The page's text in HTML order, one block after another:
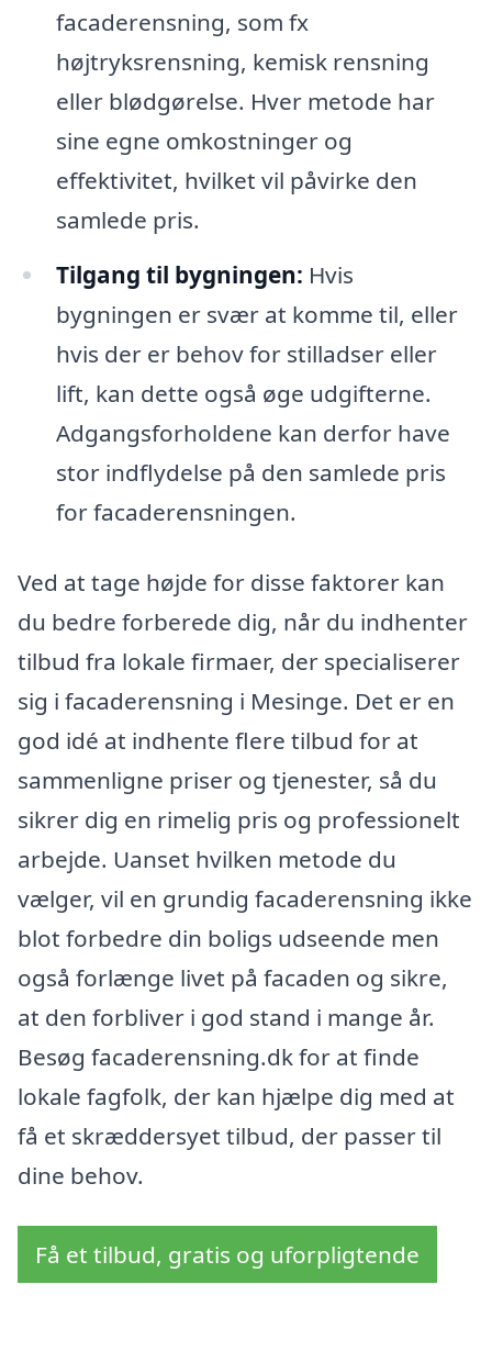
facaderensning, som fx
højtryksrensning, kemisk rensning
eller blødgørelse. Hver metode har
sine egne omkostninger og
effektivitet, hvilket vil påvirke den
samlede pris.
Tilgang til bygningen: Hvis
bygningen er svær at komme til, eller
hvis der er behov for stilladser eller
lift, kan dette også øge udgifterne.
Adgangsforholdene kan derfor have
stor indflydelse på den samlede pris
for facaderensningen.
Ved at tage højde for disse faktorer kan
du bedre forberede dig, når du indhenter
tilbud fra lokale firmaer, der specialiserer
sig i facaderensning i Mesinge. Det er en
god idé at indhente flere tilbud for at
sammenligne priser og tjenester, så du
sikrer dig en rimelig pris og professionelt
arbejde. Uanset hvilken metode du
vælger, vil en grundig facaderensning ikke
blot forbedre din boligs udseende men
også forlænge livet på facaden og sikre,
at den forbliver i god stand i mange år.
Besøg facaderensning.dk for at finde
lokale fagfolk, der kan hjælpe dig med at
få et skræddersyet tilbud, der passer til
dine behov.
Få et tilbud, gratis og uforpligtende